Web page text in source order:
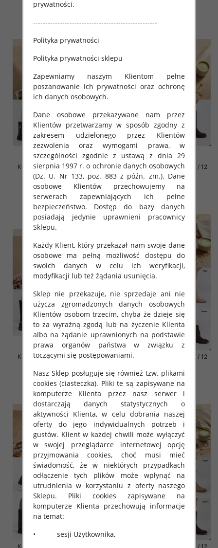
Kozaki damskie Roz 31-36 / 12
par
66.00 zł
szczegóły
Kozaki damskie Roz 31-36 / 12
par
66.00 zł
szczegóły
Kozaki damskie Roz 31-36 / 12
66.00 zł
szczegóły
Kozaki damskie Roz 31-36 / 12
64.00 zł
Kozaki damskie Roz 31-36 / 12 Kozaki damskie Roz 31-36 / 12
prywatności.
---------------------------------------------------
Polityka prywatności
Polityka prywatności sklepu
Zapewniamy naszym Klientom pełne
poszanowanie ich prywatności oraz ochronę
ich danych osobowych.
Dane osobowe przekazywane nam przez
Klientów przetwarzamy w sposób zgodny z
zakresem udzielonego przez Klientów
zezwolenia oraz wymogami prawa, w
szczególności zgodnie z ustawą z dnia 29
sierpnia 1997 r. o ochronie danych osobowych
(Dz. U. Nr 133, poz. 883 z późn. zm.). Dane
osobowe Klientów przechowujemy na
serwerach zapewniających ich pełne
bezpieczeństwo. Dostęp do bazy danych
posiadają jedynie uprawnieni pracownicy
Sklepu.
Każdy Klient, który przekazał nam swoje dane
osobowe ma pełną możliwość dostępu do
swoich danych w celu ich weryfikacji,
modyfikacji lub też żądania usunięcia.
Sklep nie przekazuje, nie sprzedaje ani nie
użycza zgromadzonych danych osobowych
Klientów osobom trzecim, chyba że dzieje się
to za wyraźną zgodą lub na życzenie Klienta
albo na żądanie uprawnionych na podstawie
prawa organów państwa w związku z
toczącymi się postępowaniami.
Nasz Sklep posługuje się również tzw. plikami
cookies (ciasteczka). Pliki te są zapisywane na
komputerze Klienta przez nasz serwer i
dostarczają danych statystycznych o
aktywności Klienta, w celu dobrania naszej
oferty do jego indywidualnych potrzeb i
gustów. Klient w każdej chwili może wyłączyć
w swojej przeglądarce internetowej opcję
przyjmowania cookies, choć musi mieć
świadomość, że w niektórych przypadkach
odłączenie tych plików może wpłynąć na
utrudnienia w korzystaniu z oferty naszego
Sklepu. Pliki cookies zapisywane na
komputerze Klienta przechowują informacje
na temat:
• sesji Użytkownika,